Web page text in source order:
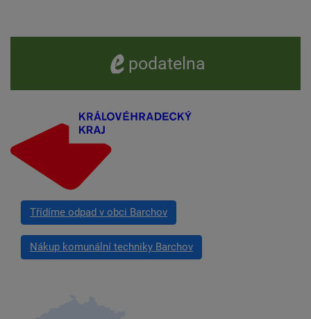
e -podatelna
Třídíme odpad v obci Barchov
Nákup komunální techniky Barchov